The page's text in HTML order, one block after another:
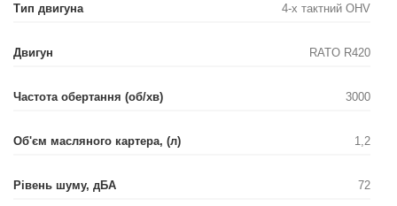
Тип двигуна 4-х тактний OHV
Двигун RATO R420
Частота обертання (об/хв) 3000
Об'єм масляного картера, (л) 1,2
Рівень шуму, дБА 72